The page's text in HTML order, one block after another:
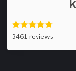
3461 reviews